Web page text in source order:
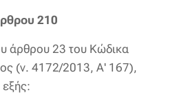
210
άρθρου 23 του Κώδικα
(ν. 4172/2013, Α' 167),
εξής: